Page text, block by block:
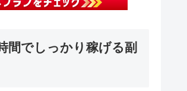
間でしっかり稼げる副